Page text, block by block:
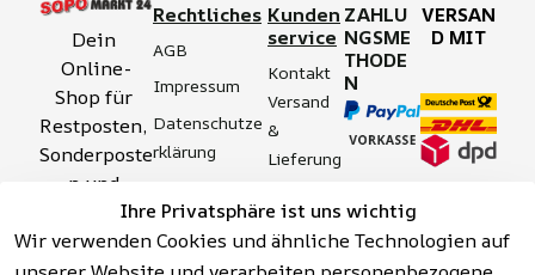
Ihre Privatsphäre ist uns wichtig
Wir verwenden Cookies und ähnliche Technologien auf
Dein
Online-
Shop für
Restposten,
Sonderposte
n und
Aktionsartik
el rund um
Werkzeuge,
Rechtliches
AGB
Impressum
Datenschutze
rklärung
tserklärung
Widerrufsrech
Kunden
service
Kontakt
Versand
&
Lieferung
&
Sicherhei
ZAHLU
NGSME
THODE
N
VERSAN
D MIT